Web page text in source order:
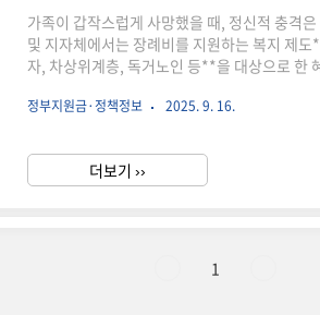
가족이 갑작스럽게 사망했을 때, 정신적 충격
및 지자체에서는 장례비를 지원하는 복지 제
자, 차상위계층, 독거노인 등**을 대상으로 한
확인하세요.1. 국가 단위 장례비 지원 제도보
습니다.지원 대상: 생계·의료급여 수급자지원
로부터 3개월 이내✅ 복지로 홈페이지에서 확인
정부지원금·정책정보 2025. 9. 16.
더보기 ››
1